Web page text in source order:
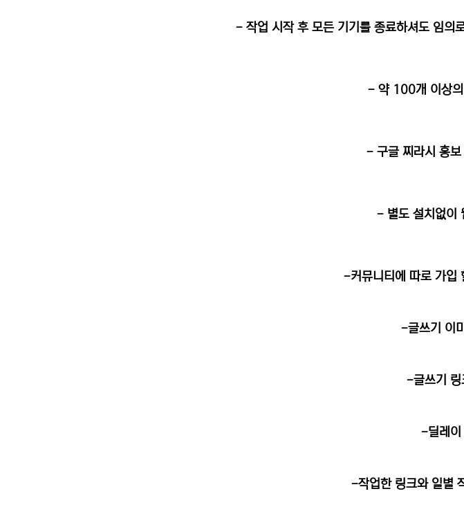
- 작업 시작 후 모든 기기를 종료하셔도 임의
- 약 100개 이상의
- 구글 찌라시 홍보
- 별도 설치없이
-커뮤니티에 따로 가입
-글쓰기 이
-글쓰기 링
-딜레이
-작업한 링크와 일별